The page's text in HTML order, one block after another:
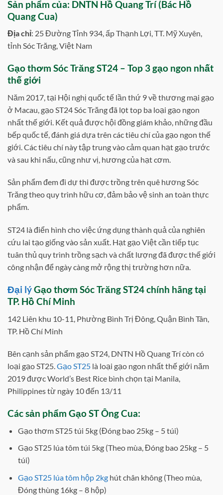
Sản phẩm của: DNTN Hồ Quang Trí (Bác Hồ
Quang Cua)
Địa chỉ: 25 Đường Tỉnh 934, ấp Thạnh Lợi, TT. Mỹ Xuyên,
tỉnh Sóc Trăng, Việt Nam
Gạo thơm Sóc Trăng ST24 – Top 3 gạo ngon nhất
thế giới
Năm 2017, tại Hội nghị quốc tế lần thứ 9 về thương mại gạo
ở Macau, gạo ST24 Sóc Trăng đã lọt top ba loại gạo ngon
nhất thế giới. Kết quả được hội đồng giám khảo, những đầu
bếp quốc tế, đánh giá dựa trên các tiêu chí của gạo ngon thế
giới. Các tiêu chí này tập trung vào cảm quan hạt gạo trước
và sau khi nấu, cũng như vị, hương của hạt cơm.
Sản phẩm đem đi dự thi được trồng trên quê hương Sóc
Trăng theo quy trình hữu cơ, đảm bảo vệ sinh an toàn thực
phẩm.
ST24 là điển hình cho việc ứng dụng thành quả của nghiên
cứu lai tạo giống vào sản xuất. Hạt gạo Việt cần tiếp tục
tuân thủ quy trình trồng sạch và chất lượng đã được thế giới
công nhận để ngày càng mở rộng thị trường hơn nữa.
Đại lýGạo thơm Sóc Trăng ST24 chính hãngtại
TP. Hồ Chí Minh
142 Liên khu 10-11, Phường Bình Trị Đông, Quận Bình Tân,
TP. Hồ Chí Minh
Bên cạnh sản phẩm gạo ST24, DNTN Hồ Quang Trí còn có
loại gạo ST25.Gạo ST25 là loại gạo ngon nhất thế giới năm
2019 được World’s Best Rice bình chọn tại Manila,
Philippines từ ngày 10 đến 13/11
Các sản phẩm Gạo ST Ông Cua:
Gạo thơm ST25 túi 5kg (Đóng bao 25kg – 5 túi)
Gạo ST25 lúa tôm túi 5kg (Theo mùa, Đóng bao 25kg – 5
túi)
Gạo ST25 lúa tôm hộp 2kghút chân không (Theo mùa,
Đóng thùng 16kg – 8 hộp)